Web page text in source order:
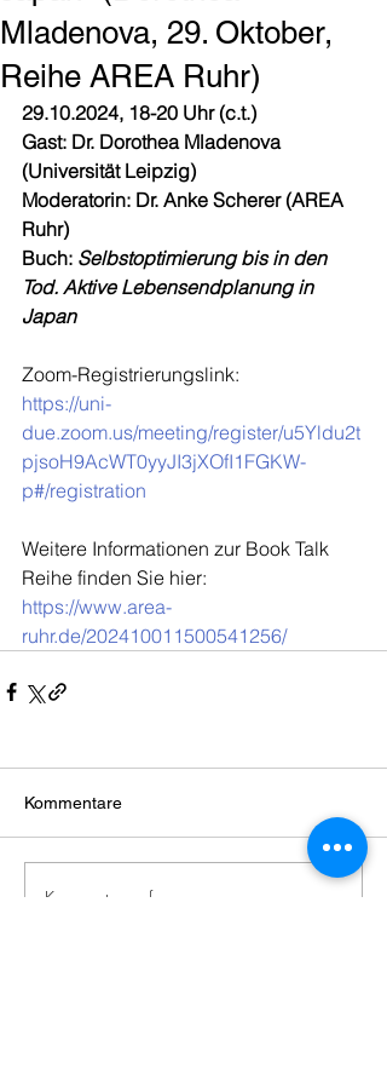
Mladenova, 29. Oktober,
Reihe AREA Ruhr)
29.10.2024, 18-20 Uhr (c.t.)
Gast: Dr. Dorothea Mladenova
(Universität Leipzig)
Moderatorin: Dr. Anke Scherer (AREA
Ruhr)
Buch: Selbstoptimierung bis in den
Tod. Aktive Lebensendplanung in
Japan
Zoom-Registrierungslink:
https://uni-
due.zoom.us/meeting/register/u5Yldu2t
pjsoH9AcWT0yyJI3jXOfI1FGKW-
p#/registration
Weitere Informationen zur Book Talk
Reihe finden Sie hier:
https://www.area-
ruhr.de/202410011500541256/
Kommentare
Kommentar verfassen...